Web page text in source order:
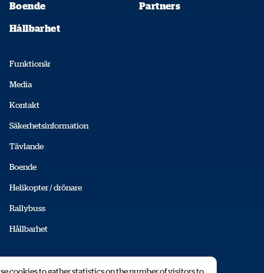
Boende Partners
Hållbarhet
Funktionär
Media
Kontakt
Säkerhetsinformation
Tävlande
Boende
Helikopter / drönare
Rallybuss
Hållbarhet